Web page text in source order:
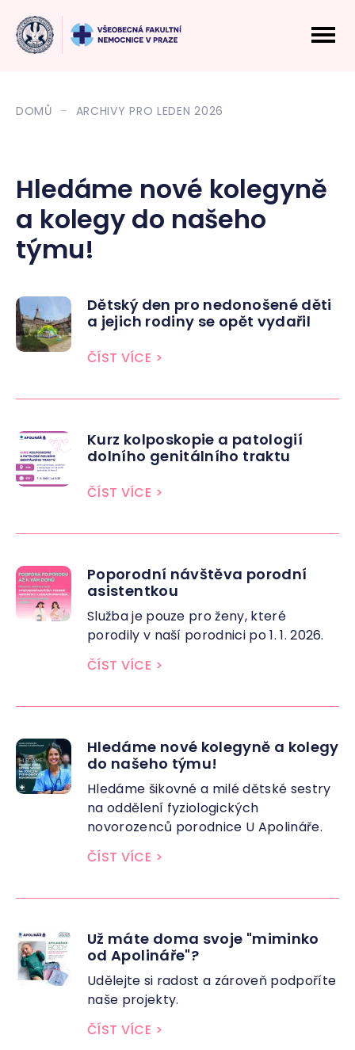
DOMŮ ARCHIVY PRO LEDEN 2026
Hledáme nové kolegyně
a kolegy do našeho
týmu!
Dětský den pro nedonošené děti
a jejich rodiny se opět vydařil
ČÍST VÍCE >
Kurz kolposkopie a patologií
dolního genitálního traktu
ČÍST VÍCE >
Poporodní návštěva porodní
asistentkou
Služba je pouze pro ženy, které
porodily v naší porodnici po 1. 1. 2026.
ČÍST VÍCE >
Hledáme nové kolegyně a kolegy
do našeho týmu!
Hledáme šikovné a milé dětské sestry
na oddělení fyziologických
novorozenců porodnice U Apolináře.
ČÍST VÍCE >
Už máte doma svoje "miminko
od Apolináře"?
Udělejte si radost a zároveň podpoříte
naše projekty.
ČÍST VÍCE >